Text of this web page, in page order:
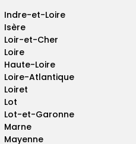
Indre-et-Loire
Isère
Loir-et-Cher
Loire
Haute-Loire
Loire-Atlantique
Loiret
Lot
Lot-et-Garonne
Marne
Mayenne